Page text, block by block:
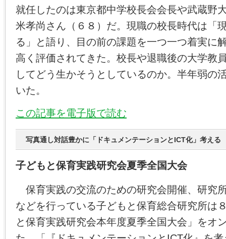
就任したのは東京都中学校長会会長や武蔵野
米孝尚さん（６８）だ。現職の校長時代は「
る」と語り、目の前の課題を一つ一つ着実に
高く評価されてきた。校長や退職後の大学教
してどう生かそうとしているのか。半年弱の
いた。
この記事を電子版で読む
写真通し対話豊かに「ドキュメンテーションとICT化」考える
子どもと保育実践研究会夏季全国大会
保育実践の交流のための研究会開催、研究
などを行っている子どもと保育総合研究所は
と保育実践研究会本年度夏季全国大会」をオ